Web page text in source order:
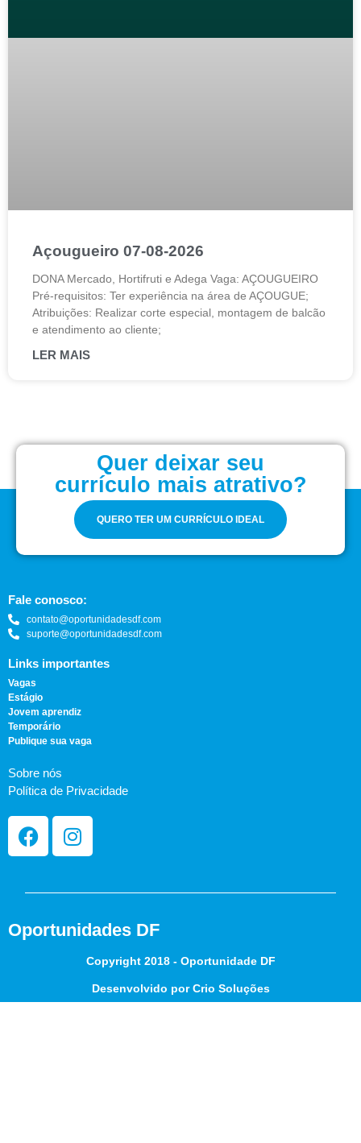
Açougueiro 07-08-2026
DONA Mercado, Hortifruti e Adega Vaga: AÇOUGUEIRO
Pré-requisitos: Ter experiência na área de AÇOUGUE;
Atribuições: Realizar corte especial, montagem de balcão
e atendimento ao cliente;
LER MAIS
Quer deixar seu
currículo mais atrativo?
QUERO TER UM CURRÍCULO IDEAL
Fale conosco:
contato@oportunidadesdf.com
suporte@oportunidadesdf.com
Links importantes
Vagas
Estágio
Jovem aprendiz
Temporário
Publique sua vaga
Sobre nós
Política de Privacidade
Oportunidades DF
Copyright 2018 - Oportunidade DF
Desenvolvido por Crio Soluções